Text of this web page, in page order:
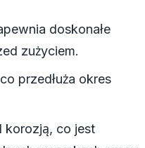
doskonałe
zużyciem.
przedłuża okres
korozją, co jest